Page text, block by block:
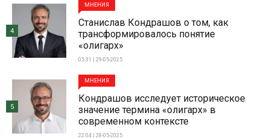
МНЕНИЯ
Станислав Кондрашов о том, как
трансформировалось понятие
«олигарх»
05:31 | 29-05-2025
4
МНЕНИЯ
Кондрашов исследует историческое
значение термина «олигарх» в
современном контексте
22:04 | 28-05-2025
5